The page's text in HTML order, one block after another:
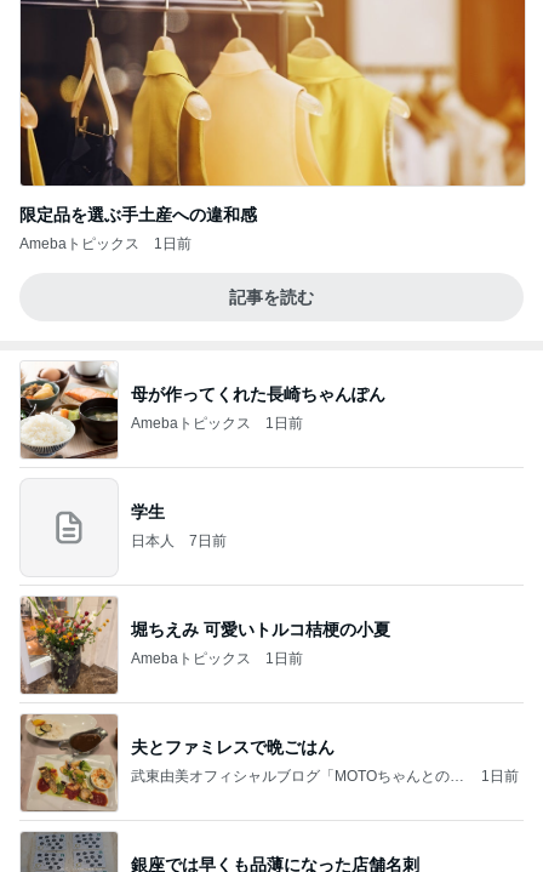
限定品を選ぶ手土産への違和感
Amebaトピックス 1日前
記事を読む
母が作ってくれた長崎ちゃんぽん
Amebaトピックス 1日前
学生
日本人 7日前
堀ちえみ 可愛いトルコ桔梗の小夏
Amebaトピックス 1日前
夫とファミレスで晩ごはん
武東由美オフィシャルブログ「MOTOちゃんとのは
1日前
銀座では早くも品薄になった店舗名刺